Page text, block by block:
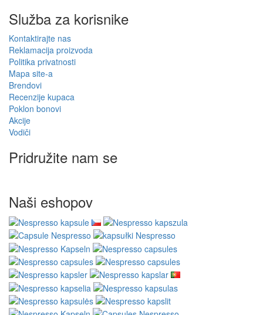
Služba za korisnike
Kontaktirajte nas
Reklamacija proizvoda
Politika privatnosti
Mapa site-a
Brendovi
Recenzije kupaca
Poklon bonovi
Akcije
Vodiči
Pridružite nam se
Naši eshopov